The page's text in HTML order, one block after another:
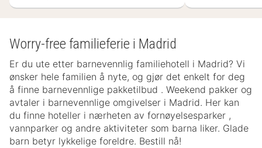
Worry-free familieferie i Madrid
Er du ute etter barnevennlig familiehotell i Madrid? Vi
ønsker hele familien å nyte, og gjør det enkelt for deg
å finne barnevennlige pakketilbud . Weekend pakker og
avtaler i barnevennlige omgivelser i Madrid. Her kan
du finne hoteller i nærheten av fornøyelsesparker ,
vannparker og andre aktiviteter som barna liker. Glade
barn betyr lykkelige foreldre. Bestill nå!